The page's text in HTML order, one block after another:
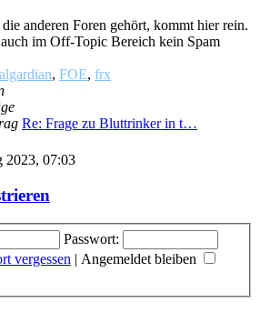
anderen Foren gehört, kommt hier rein.
im Off-Topic Bereich kein Spam
, FOE, frx
Re: Frage zu Bluttrinker in t…
2023, 07:03
Passwort:
vergessen | Angemeldet bleiben